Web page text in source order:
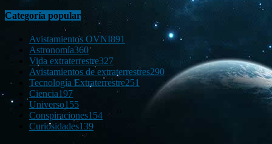
Categoría popular
Avistamientos OVNI891
Astronomía360
Vida extraterrestre327
Avistamientos de extraterrestres290
Tecnología Extraterrestre251
Ciencia197
Universo155
Conspiraciones154
Curiosidades139